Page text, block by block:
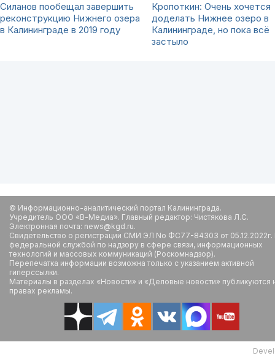
Силанов пообещал завершить
реконструкцию Нижнего озера
в Калининграде в 2019 году
Кропоткин: Очень хочется
доделать Нижнее озеро в
Калининграде, но пока всё
застыло
© Информационно-аналитический портал Калининграда.
Учредитель ООО «В-Медиа». Главный редактор: Чистякова Л.С.
Электронная почта: news@kgd.ru.
Свидетельство о регистрации СМИ ЭЛ No ФС77-84303 от
федеральной службой по надзору в сфере связи, информационных
технологий и массовых коммуникаций (Роскомнадзор).
Перепечатка информации возможна только с указанием активной
гиперссылки.
Материалы в разделах «Новости» и «Деловые новости» публикуются
правах рекламы.